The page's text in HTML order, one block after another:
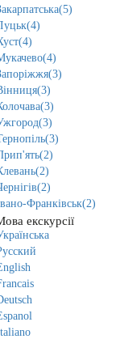
Франківськ(2)
екскурсії